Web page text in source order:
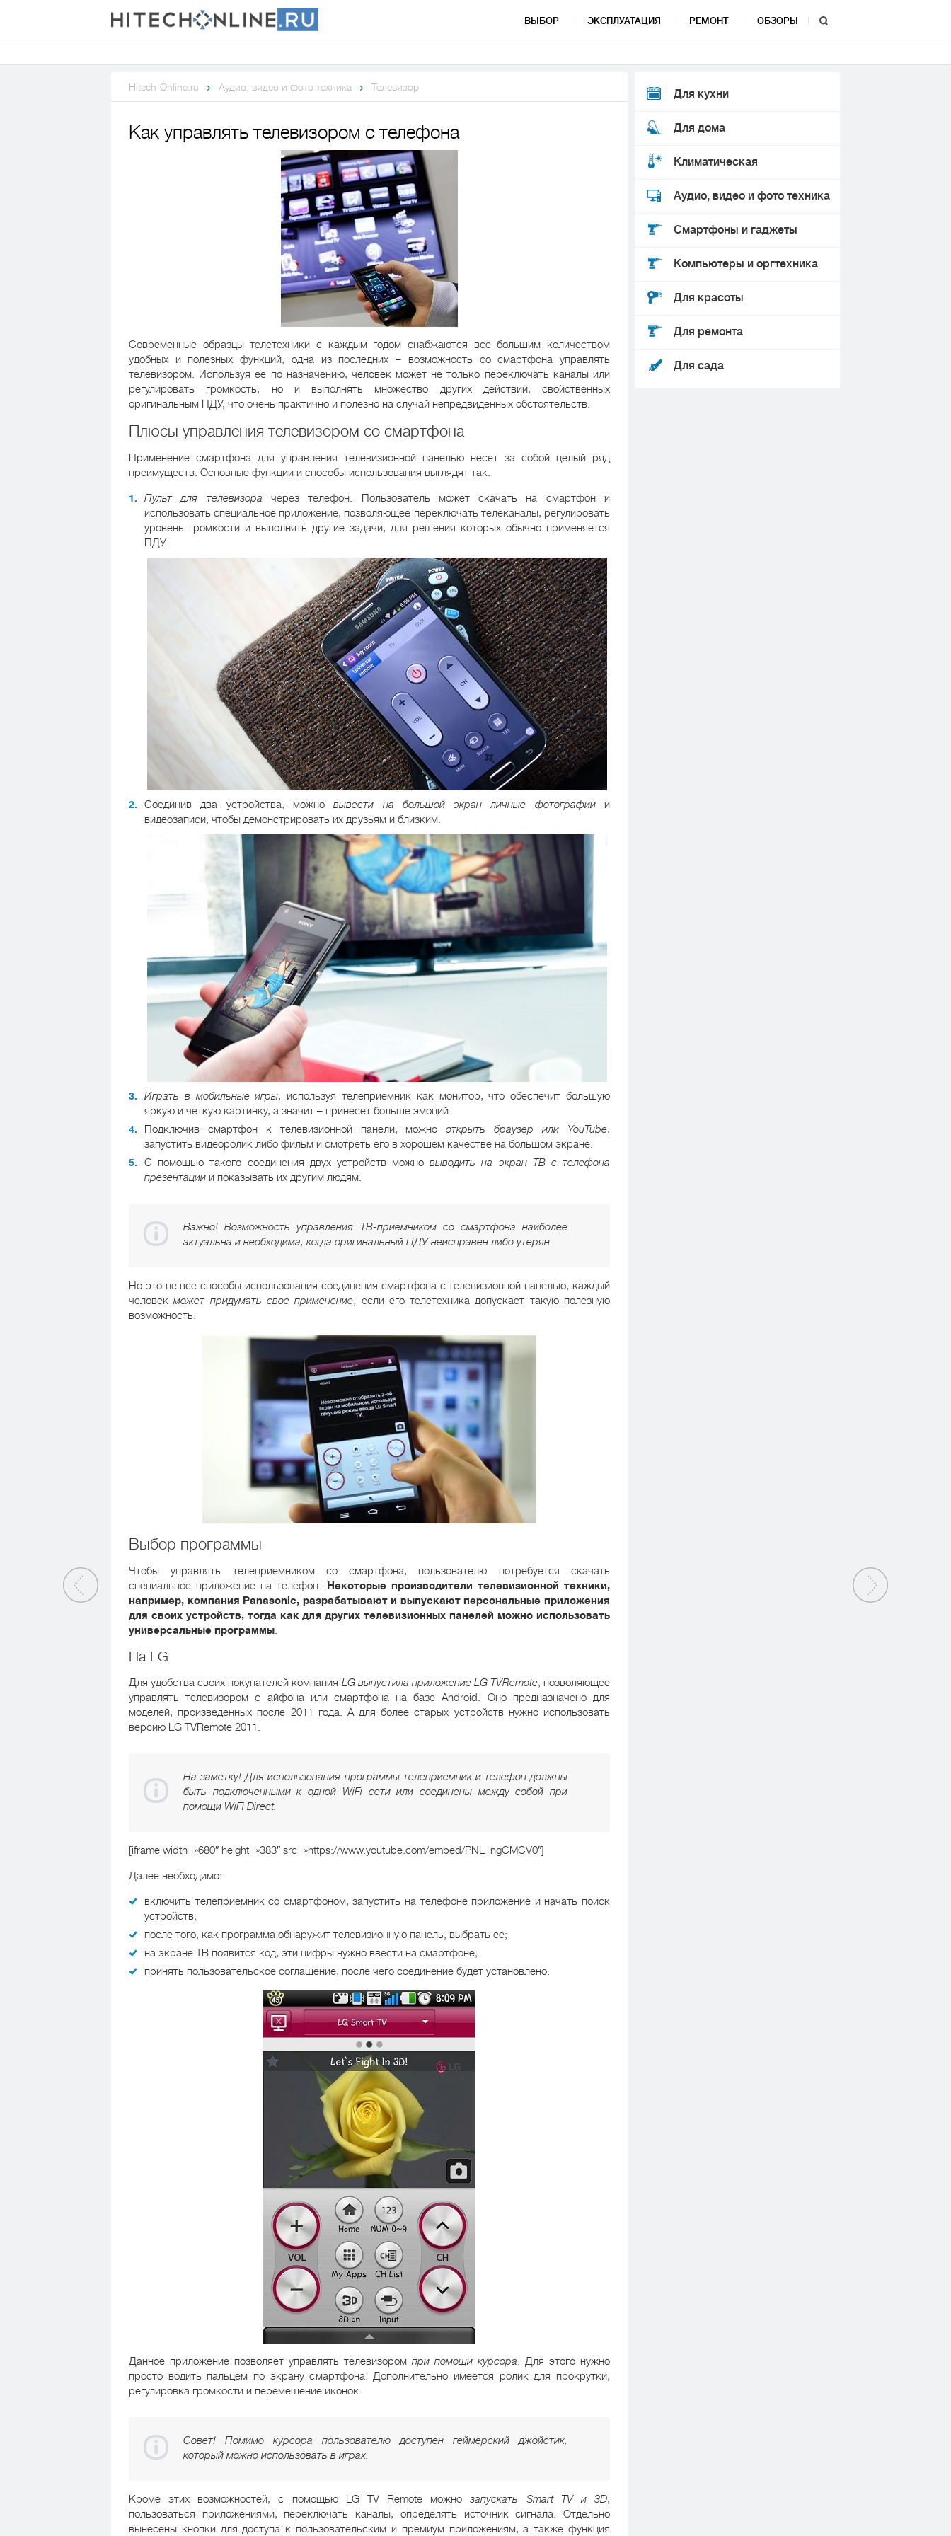
ВЫБОР ЭКСПЛУАТАЦИЯ РЕМОНТ ОБЗОРЫ
Hitech-Online.ru Аудио, видео и фото техника Телевизор
Как управлять телевизором с телефона
Современные образцы телетехники с каждым годом снабжаются все большим количеством
удобных и полезных функций, одна из последних – возможность со смартфона управлять
телевизором. Используя ее по назначению, человек может не только переключать каналы или
регулировать громкость, но и выполнять множество других действий, свойственных
оригинальным ПДУ, что очень практично и полезно на случай непредвиденных обстоятельств.
Плюсы управления телевизором со смартфона
Применение смартфона для управления телевизионной панелью несет за собой целый ряд
преимуществ. Основные функции и способы использования выглядят так.
Пульт для телевизора через телефон. Пользователь может скачать на смартфон и
использовать специальное приложение, позволяющее переключать телеканалы, регулировать
уровень громкости и выполнять другие задачи, для решения которых обычно применяется
ПДУ.
Соединив два устройства, можновывести на большой экран личные фотографиии
видеозаписи, чтобы демонстрировать их друзьям и близким.
Играть в мобильные игры, используя телеприемник как монитор, что обеспечит большую
яркую и четкую картинку, а значит – принесет больше эмоций.
Подключив смартфон к телевизионной панели, можнооткрыть браузер или YouTube,
запустить видеоролик либо фильм и смотреть его в хорошем качестве на большом экране.
С помощью такого соединения двух устройств можновыводить на экран ТВ с телефона
презентации и показывать их другим людям.
Важно! Возможность управления ТВ-приемником со смартфона наиболее
актуальна и необходима, когда оригинальный ПДУ неисправен либо утерян.
Но это не все способы использования соединения смартфона с телевизионной панелью, каждый
человекможет придумать свое применение, если его телетехника допускает такую полезную
возможность.
Выбор программы
Чтобы управлять телеприемником со смартфона, пользователю потребуется скачать
специальное приложение на телефон. Некоторые производители телевизионной техники,
например, компания Panasonic, разрабатывают и выпускают персональные приложения
для своих устройств, тогда как для других телевизионных панелей можно использовать
универсальные программы
На LG
Для удобства своих покупателей компания LG выпустила приложение LG TVRemote, позволяющее
управлять телевизором с айфона или смартфона на базе Android. Оно предназначено для
моделей, произведенных после 2011 года. А для более старых устройств нужно использовать
версию LG TVRemote 2011.
На заметку! Для использования программы телеприемник и телефон должны
быть подключенными к одной WiFi сети или соединены между собой при
помощи WiFi Direct.
[iframe width=»680″ height=»383″ src=»https://www.youtube.com/embed/PNL_ngCMCV0″]
Далее необходимо:
включить телеприемник со смартфоном, запустить на телефоне приложение и начать поиск
устройств;
после того, как программа обнаружит телевизионную панель, выбрать ее;
на экране ТВ появится код, эти цифры нужно ввести на смартфоне;
принять пользовательское соглашение, после чего соединение будет установлено.
Данное приложение позволяет управлять телевизором при помощи курсора . Для этого нужно
просто водить пальцем по экрану смартфона. Дополнительно имеется ролик для прокрутки,
регулировка громкости и перемещение иконок.
Совет! Помимо курсора пользователю доступен геймерский джойстик,
который можно использовать в играх.
Кроме этих возможностей, с помощью LG TV Remote можнозапускать Smart TV и 3D,
пользоваться приложениями, переключать каналы, определять источник сигнала. Отдельно
вынесены кнопки для доступа к пользовательским и премиум приложениям, а также функция
Для кухни
Для дома
Климатическая
Аудио, видео и фото техника
Смартфоны и гаджеты
Компьютеры и оргтехника
Для красоты
Для ремонта
Для сада